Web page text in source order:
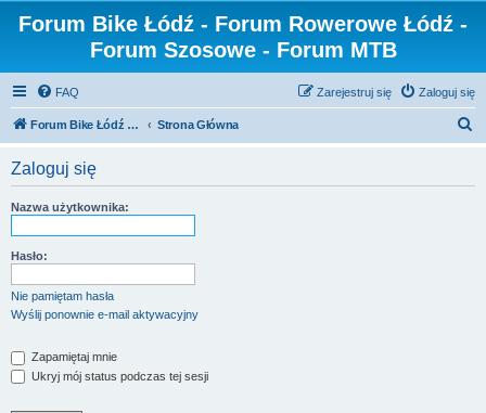
Forum Bike Łódź - Forum Rowerowe Łódź -
Forum Szosowe - Forum MTB
FAQ Zaloguj się
Zarejestruj się
Forum Bike Łódź - Forum Rowerowe Łódź - Forum Szosowe - Forum MTB Strona Główna
Zaloguj się
Nazwa użytkownika:
Hasło:
Nie pamiętam hasła
Wyślij ponownie e-mail aktywacyjny
Zapamiętaj mnie
Ukryj mój status podczas tej sesji